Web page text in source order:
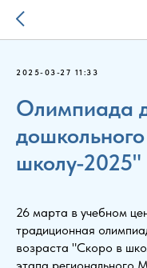
2025-03-27 11:33
Олимпиада
школу-2025"
26 марта в учебном
традиционная
возраста "Скоро в